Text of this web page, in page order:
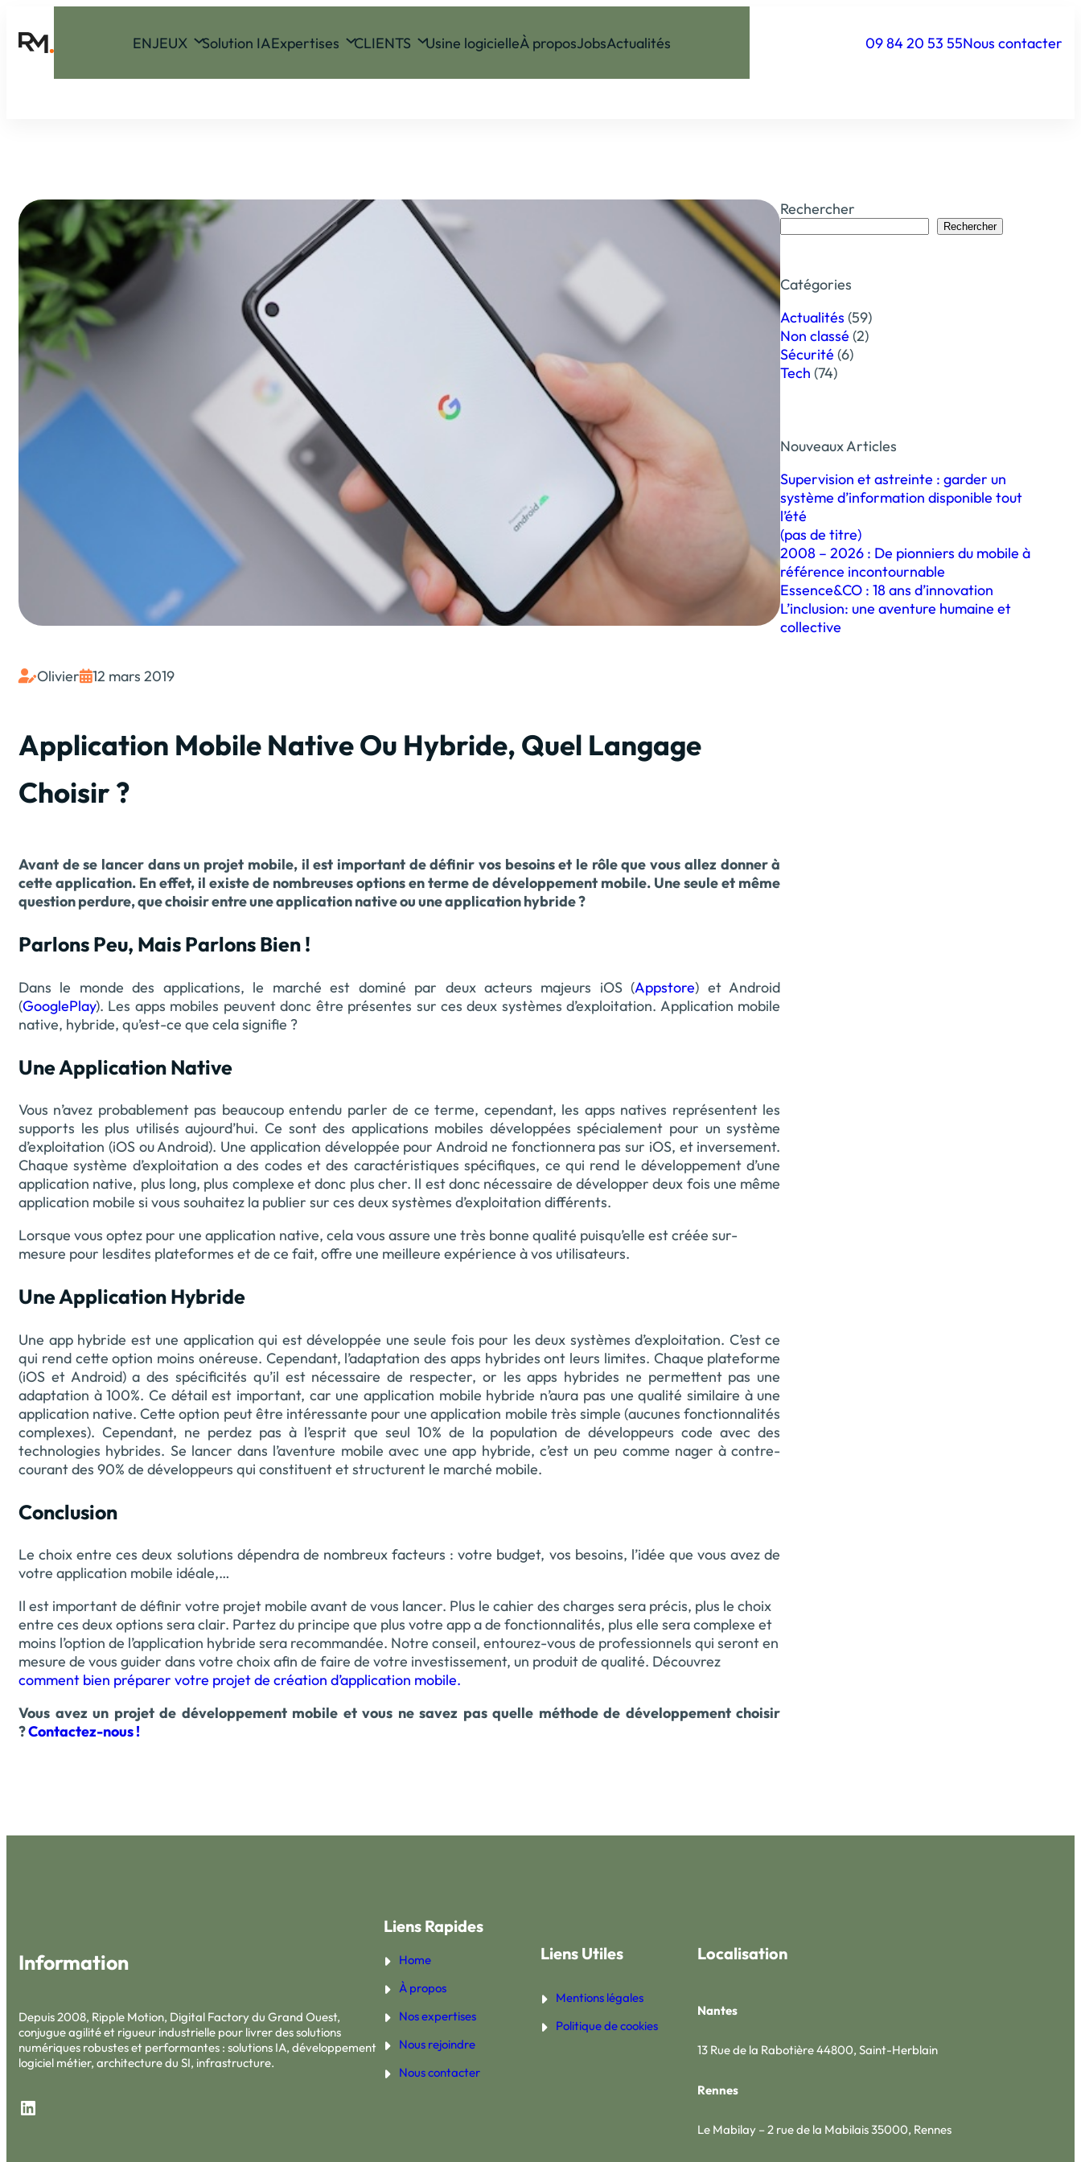
ENJEUX Solution IAExpertises CLIENTS Usine logicielleÀ proposJobsActualités 09 84 20 53 55Nous contacter
Olivier12 mars 2019
Application Mobile Native Ou Hybride, Quel Langage
Choisir ?
Avant de se lancer dans un projet mobile, il est important de définir vos besoins et le rôle que vous allez donner à
cette application. En effet, il existe de nombreuses options en terme de développement mobile. Une seule et même
question perdure, que choisir entre une application native ou une application hybride ?
Parlons Peu, Mais Parlons Bien !
Dans le monde des applications, le marché est dominé par deux acteurs majeurs iOS (Appstore) et Android
(GooglePlay). Les apps mobiles peuvent donc être présentes sur ces deux systèmes d’exploitation. Application mobile
native, hybride, qu’est-ce que cela signifie ?
Une Application Native
Vous n’avez probablement pas beaucoup entendu parler de ce terme, cependant, les apps natives représentent les
supports les plus utilisés aujourd’hui. Ce sont des applications mobiles développées spécialement pour un système
d’exploitation (iOS ou Android). Une application développée pour Android ne fonctionnera pas sur iOS, et inversement.
Chaque système d’exploitation a des codes et des caractéristiques spécifiques, ce qui rend le développement d’une
application native, plus long, plus complexe et donc plus cher. Il est donc nécessaire de développer deux fois une même
application mobile si vous souhaitez la publier sur ces deux systèmes d’exploitation différents.
Lorsque vous optez pour une application native, cela vous assure une très bonne qualité puisqu’elle est créée sur-
mesure pour lesdites plateformes et de ce fait, offre une meilleure expérience à vos utilisateurs.
Une Application Hybride
Une app hybride est une application qui est développée une seule fois pour les deux systèmes d’exploitation. C’est ce
qui rend cette option moins onéreuse. Cependant, l’adaptation des apps hybrides ont leurs limites. Chaque plateforme
(iOS et Android) a des spécificités qu’il est nécessaire de respecter, or les apps hybrides ne permettent pas une
adaptation à 100%. Ce détail est important, car une application mobile hybride n’aura pas une qualité similaire à une
application native. Cette option peut être intéressante pour une application mobile très simple (aucunes fonctionnalités
complexes). Cependant, ne perdez pas à l’esprit que seul 10% de la population de développeurs code avec des
technologies hybrides. Se lancer dans l’aventure mobile avec une app hybride, c’est un peu comme nager à contre-
courant des 90% de développeurs qui constituent et structurent le marché mobile.
Conclusion
Le choix entre ces deux solutions dépendra de nombreux facteurs : votre budget, vos besoins, l’idée que vous avez de
votre application mobile idéale,…
Il est important de définir votre projet mobile avant de vous lancer. Plus le cahier des charges sera précis, plus le choix
entre ces deux options sera clair. Partez du principe que plus votre app a de fonctionnalités, plus elle sera complexe et
moins l’option de l’application hybride sera recommandée. Notre conseil, entourez-vous de professionnels qui seront en
mesure de vous guider dans votre choix afin de faire de votre investissement, un produit de qualité. Découvrez
comment bien préparer votre projet de création d’application mobile.
Vous avez un projet de développement mobile et vous ne savez pas quelle méthode de développement choisir
?Contactez-nous !
Rechercher
Rechercher
Catégories
Actualités (59)
Non classé (2)
Sécurité (6)
Tech (74)
Nouveaux Articles
Supervision et astreinte : garder un
système d’information disponible tout
l’été
(pas de titre)
2008 – 2026 : De pionniers du mobile à
référence incontournable
Essence&CO : 18 ans d’innovation
L’inclusion: une aventure humaine et
collective
Information
Depuis 2008, Ripple Motion, Digital Factory du Grand Ouest,
conjugue agilité et rigueur industrielle pour livrer des solutions
numériques robustes et performantes : solutions IA, développement
logiciel métier, architecture du SI, infrastructure.
LinkedIn
Liens Rapides
Home
À propos
Nos expertises
Nous rejoindre
Nous contacter
Liens Utiles
Mentions légales
Politique de cookies
Localisation
Nantes
13 Rue de la Rabotière 44800, Saint-Herblain
Rennes
Le Mabilay – 2 rue de la Mabilais 35000, Rennes